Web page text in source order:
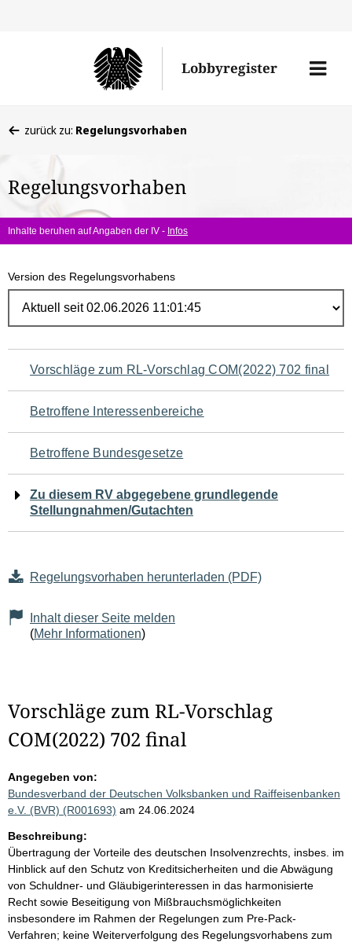
Lobbyregister
Menü
befinden
hier:
zurück zu: Regelungsvorhaben
Regelungsvorhaben
Inhalte beruhen auf Angaben der IV - Infos
Version des Regelungsvorhabens
Navigation
für
den
Seiteninhalt
Vorschläge zum RL-Vorschlag COM(2022) 702 final
Betroffene Interessenbereiche
Betroffene Bundesgesetze
Zu diesem RV abgegebene grundlegende
Stellungnahmen/Gutachten
Regelungsvorhaben herunterladen (PDF)
Inhalt dieser Seite melden
(Mehr Informationen)
Vorschläge zum RL-Vorschlag
COM(2022) 702 final
Angegeben von:
Bundesverband der Deutschen Volksbanken und Raiffeisenbanken
e.V. (BVR) (R001693) am 24.06.2024
Beschreibung:
Übertragung der Vorteile des deutschen Insolvenzrechts, insbes. im
Hinblick auf den Schutz von Kreditsicherheiten und die Abwägung
von Schuldner- und Gläubigerinteressen in das harmonisierte
Recht sowie Beseitigung von Mißbrauchsmöglichkeiten
insbesondere im Rahmen der Regelungen zum Pre-Pack-
Verfahren; keine Weiterverfolgung des Regelungsvorhabens zum